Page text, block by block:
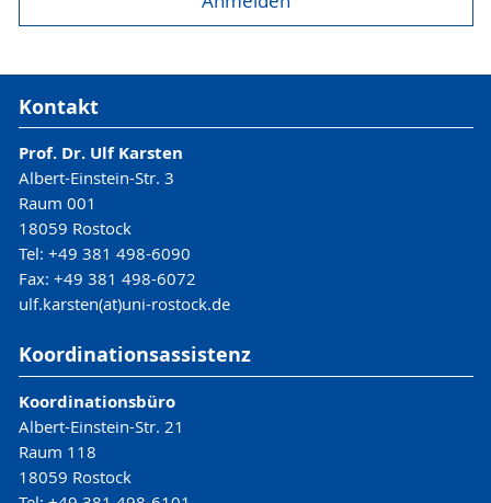
Kontakt
Prof. Dr. Ulf Karsten
Albert-Einstein-Str. 3
Raum 001
18059 Rostock
Tel: +49 381 498-6090
Fax: +49 381 498-6072
ulf.karsten(at)uni-rostock.de
Koordinationsassistenz
Koordinationsbüro
Albert-Einstein-Str. 21
Raum 118
18059 Rostock